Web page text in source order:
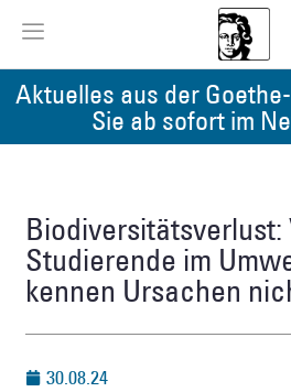
Aktuelles aus der
Sie ab sofort im
Biodiversitätsverlust:
Studierende im
kennen Ursachen
30.08.24